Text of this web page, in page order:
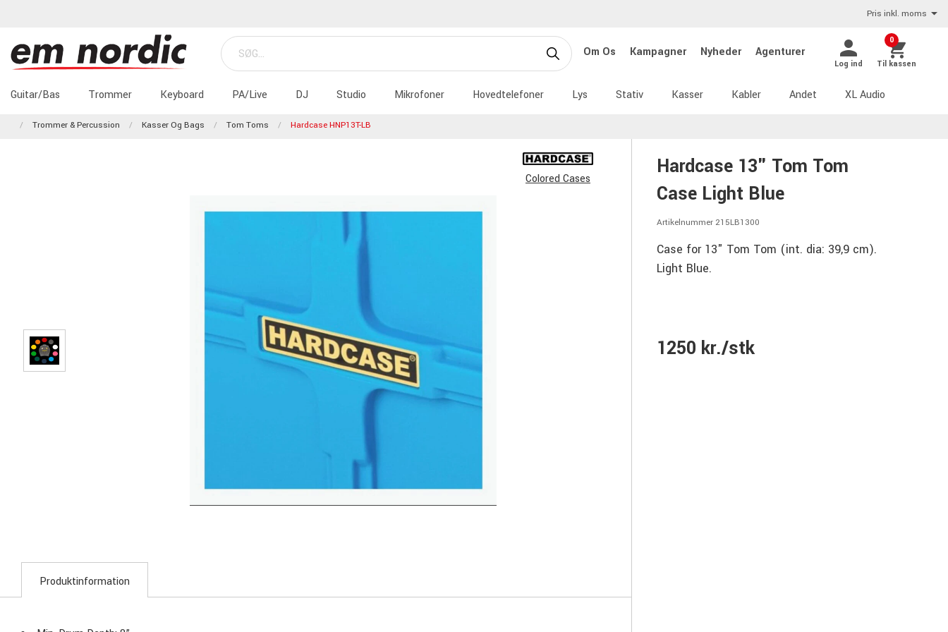
Pris inkl. moms
Om Os Kampagner Nyheder Agenturer
Log ind
0
Til kassen
Guitar/Bas Trommer Keyboard PA/Live DJ Studio Mikrofoner Hovedtelefoner Lys Stativ Kasser Kabler Andet XL Audio
Trommer & Percussion Kasser Og Bags Tom Toms Hardcase HNP13T-LB
Colored Cases
Hardcase 13" Tom Tom
Case Light Blue
Artikelnummer 215LB1300
Case for 13" Tom Tom (int. dia: 39,9 cm).
Light Blue.
1250 kr./stk
Produktinformation